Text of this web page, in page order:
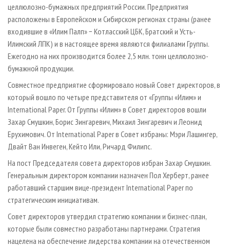
целлюлозно-бумажных предприятий России. Предприятия
расположены в Европейском и Сибирском регионах страны (ранее
входившие в «Илим Палп» − Котласский ЦБК, Братский и Усть-
Илимский ЛПК) и в настоящее время являются филиалами Группы.
Ежегодно на них производится более 2,5 млн. тонн целлюлозно-
бумажной продукции.
Совместное предприятие сформировало новый Совет директоров, в
который вошло по четыре представителя от «Группы «Илим» и
International Paper. От Группы «Илим» в Совет директоров вошли
Захар Смушкин, Борис Зингаревич, Михаил Зингаревич и Леонид
Ерухимович. От International Paper в Совет избраны: Мэри Лашингер,
Двайт Ван Инвеген, Кейто Или, Ричард Филипс.
На пост Председателя совета директоров избран Захар Смушкин.
Генеральным директором компании назначен Пол Херберт, ранее
работавший старшим вице-президент International Paper по
стратегическим инициативам.
Совет директоров утвердил стратегию компании и бизнес-план,
которые были совместно разработаны партнерами. Стратегия
нацелена на обеспечение лидерства компании на отечественном